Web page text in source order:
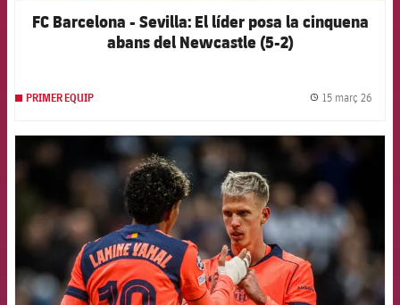
FC Barcelona - Sevilla: El líder posa la cinquena
abans del Newcastle (5-2)
PRIMER EQUIP 15 març 26
FCB Barcelona badge